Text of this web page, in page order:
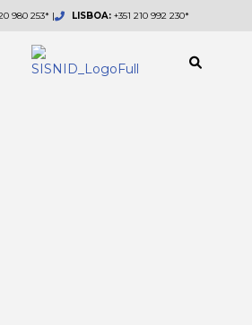
980 253* | LISBOA:+351 210 992 230*